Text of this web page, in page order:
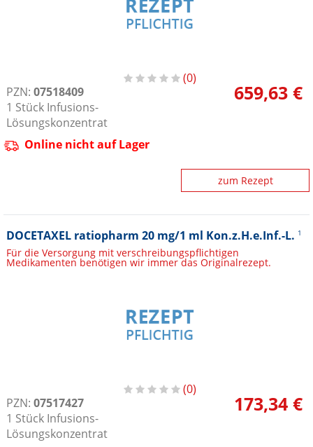
0
PZN: 07518409
1 Stück Infusions-
Lösungskonzentrat
659,63 €
Online nicht auf Lager
zum Rezept
DOCETAXEL ratiopharm 20 mg/1 ml Kon.z.H.e.Inf.-L. 1
Für die Versorgung mit verschreibungspflichtigen
Medikamenten benötigen wir immer das Originalrezept.
0
PZN: 07517427
1 Stück Infusions-
Lösungskonzentrat
173,34 €